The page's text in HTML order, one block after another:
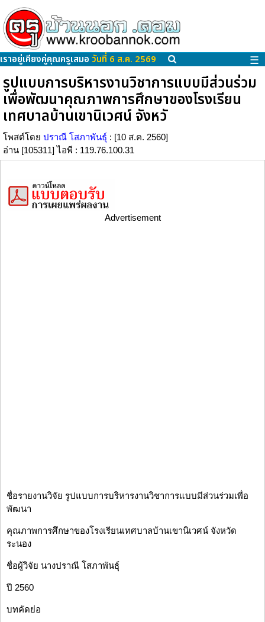
เราอยู่เคียงคู่คุณครูเสมอ วันที่ 6 ส.ค. 2569 ☰
รูปแบบการบริหารงานวิชาการแบบมีส่วนร่วม
เพื่อพัฒนาคุณภาพการศึกษาของโรงเรียน
เทศบาลบ้านเขานิเวศน์ จังหวั
โพสต์โดย ปราณี โสภาพันธ์ุ : [10 ส.ค. 2560]
อ่าน [105311] ไอพี : 119.76.100.31
Advertisement
ชื่อรายงานวิจัย รูปแบบการบริหารงานวิชาการแบบมีส่วนร่วมเพื่อ
พัฒนา
คุณภาพการศึกษาของโรงเรียนเทศบาลบ้านเขานิเวศน์ จังหวัด
ระนอง
ชื่อผู้วิจัย นางปราณี โสภาพันธุ์
ปี 2560
บทคัดย่อ